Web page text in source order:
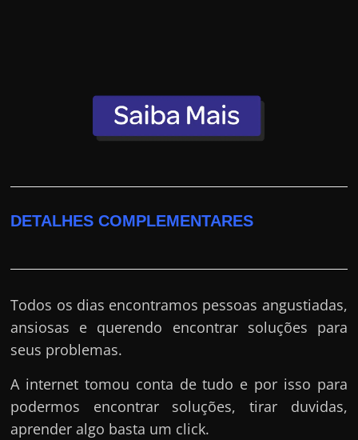
DETALHES COMPLEMENTARES
Todos os dias encontramos pessoas angustiadas,
ansiosas e querendo encontrar soluções para
seus problemas.
A internet tomou conta de tudo e por isso para
podermos encontrar soluções, tirar duvidas,
aprender algo basta um click.